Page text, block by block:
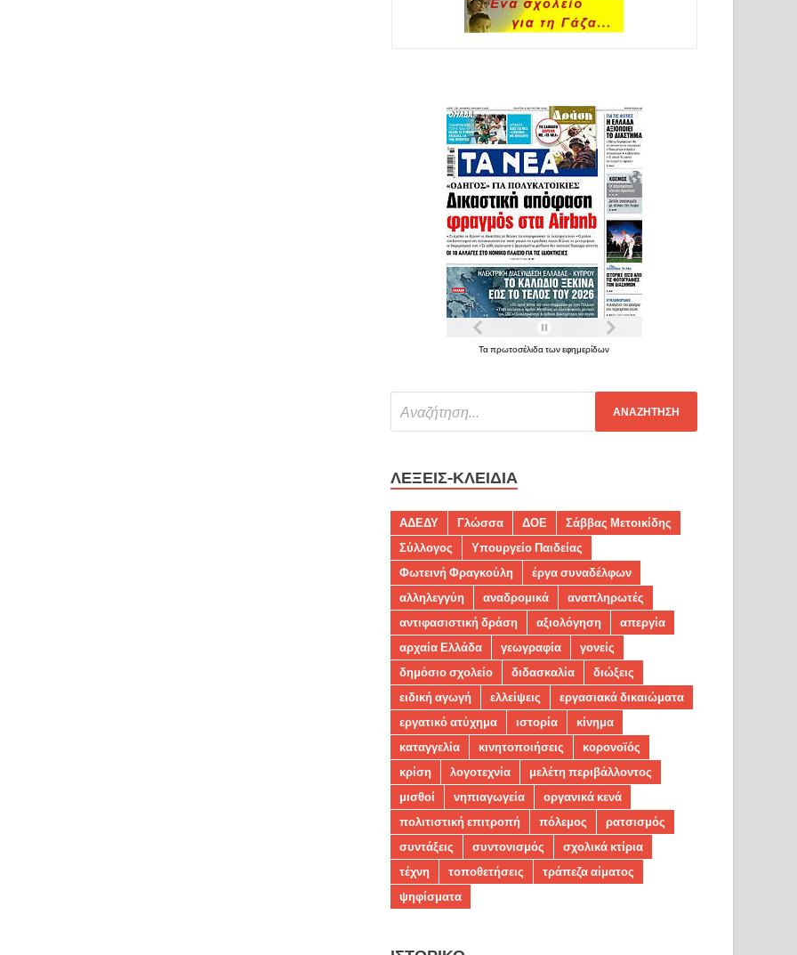
Τα πρωτοσέλιδα των εφημερίδων
ΛΈΞΕΙΣ-ΚΛΕΙΔΙΆ
ΑΔΕΔΥ Γλώσσα ΔΟΕ
Σάββας Μετοικίδης
Σύλλογος
Υπουργείο Παιδείας
Φωτεινή Φραγκούλη
έργα συναδέλφων
αλληλεγγύη
αναδρομικά
αναπληρωτές
αντιφασιστική δράση
αξιολόγηση
απεργία
αρχαία Ελλάδα
γεωγραφία
γονείς
δημόσιο σχολείο
διδασκαλία
διώξεις
ειδική αγωγή
ελλείψεις
εργασιακά δικαιώματα
εργατικό ατύχημα
ιστορία
κίνημα
καταγγελία
κινητοποιήσεις
κορονοϊός
κρίση
λογοτεχνία
μελέτη περιβάλλοντος
μισθοί
νηπιαγωγεία
οργανικά κενά
πολιτιστική επιτροπή
πόλεμος
ρατσισμός
συντάξεις
συντονισμός
σχολικά κτίρια
τέχνη
τοποθετήσεις
τράπεζα αίματος
ψηφίσματα